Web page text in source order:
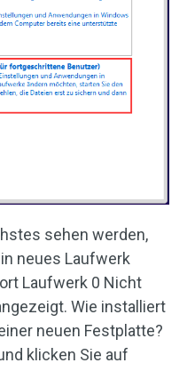
sehen werden,
neues Laufwerk
Laufwerk 0 Nicht
Wie installiert
neuen Festplatte?
klicken Sie auf